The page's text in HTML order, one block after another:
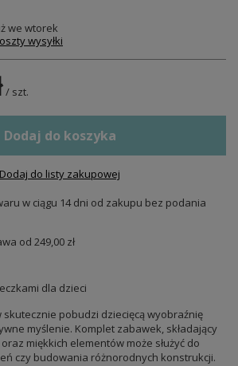
we wtorek
wysyłki
/ szt.
Dodaj do koszyka
Dodaj do listy zakupowej
w ciągu 14dni od zakupu bez podania
od 249,00 zł
dla dzieci
pobudzi dziecięcą wyobraźnię
myślenie. Komplet zabawek, składający
miękkich elementów może służyć do
czy budowania różnorodnych konstrukcji.